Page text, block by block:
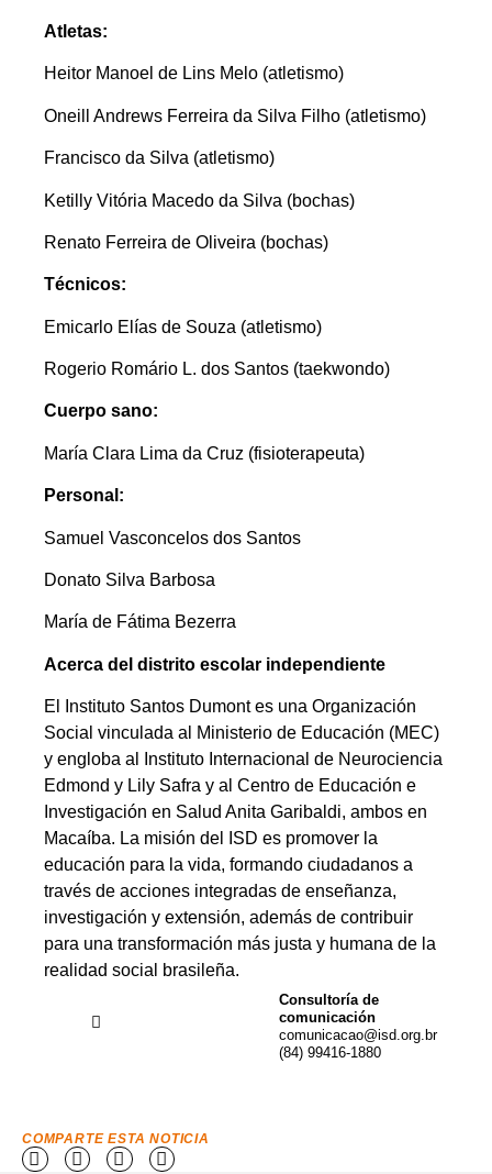
Atletas:
Heitor Manoel de Lins Melo (atletismo)
Oneill Andrews Ferreira da Silva Filho (atletismo)
Francisco da Silva (atletismo)
Ketilly Vitória Macedo da Silva (bochas)
Renato Ferreira de Oliveira (bochas)
Técnicos:
Emicarlo Elías de Souza (atletismo)
Rogerio Romário L. dos Santos (taekwondo)
Cuerpo sano:
María Clara Lima da Cruz (fisioterapeuta)
Personal:
Samuel Vasconcelos dos Santos
Donato Silva Barbosa
María de Fátima Bezerra
Acerca del distrito escolar independiente
El Instituto Santos Dumont es una Organización
Social vinculada al Ministerio de Educación (MEC)
y engloba al Instituto Internacional de Neurociencia
Edmond y Lily Safra y al Centro de Educación e
Investigación en Salud Anita Garibaldi, ambos en
Macaíba. La misión del ISD es promover la
educación para la vida, formando ciudadanos a
través de acciones integradas de enseñanza,
investigación y extensión, además de contribuir
para una transformación más justa y humana de la
realidad social brasileña.
Consultoría de
comunicación
comunicacao@isd.org.br
(84) 99416-1880
COMPARTE ESTA NOTICIA